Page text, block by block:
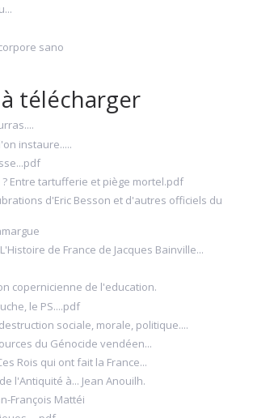
sano
à télécharger
instaure.....
Entre tartufferie et piège mortel.pdf
d'Eric Besson et d'autres officiels du
de France de Jacques Bainville...
copernicienne de l'education.
le PS....pdf
sociale, morale, politique....
du Génocide vendéen...
Rois qui ont fait la France...
l'Antiquité à... Jean Anouilh.
François Mattéi